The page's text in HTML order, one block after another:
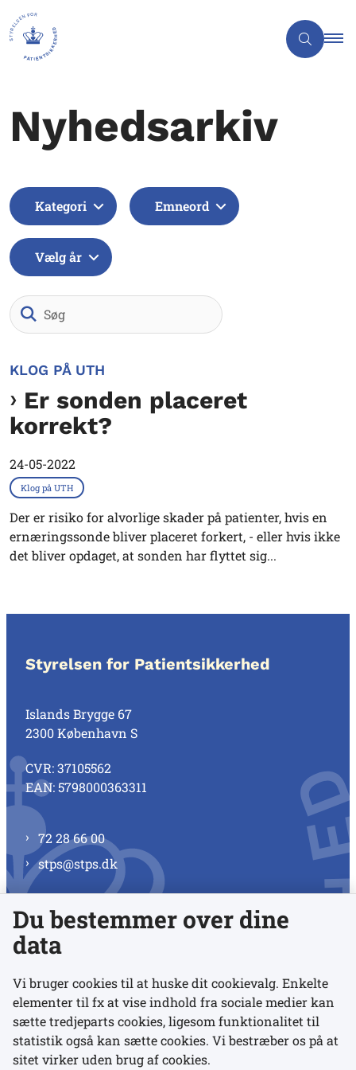
Nyhedsarkiv
Kategori Emneord
Vælg år
KLOG PÅ UTH
Er sonden placeret
korrekt?
24-05-2022
Klog på UTH
Der er risiko for alvorlige skader på patienter, hvis en
ernæringssonde bliver placeret forkert, - eller hvis ikke
det bliver opdaget, at sonden har flyttet sig...
Styrelsen for Patientsikkerhed
Islands Brygge 67
2300 København S
CVR: 37105562
EAN: 5798000363311
72 28 66 00
stps@stps.dk
Se alle kontaktnumre
Links
Udgivelser
Du bestemmer over dine
data
Vi bruger cookies til at huske dit cookievalg. Enkelte
elementer til fx at vise indhold fra sociale medier kan
sætte tredjeparts cookies, ligesom funktionalitet til
statistik også kan sætte cookies. Vi bestræber os på at
sitet virker uden brug af cookies.